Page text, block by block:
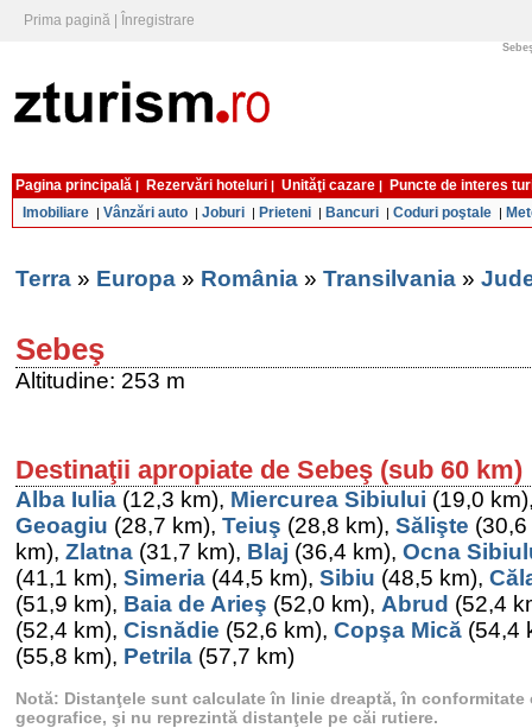
Prima pagină Înregistrare
Pagina principală | Rezervări hoteluri | Unităţi cazare |
Puncte de interes
Imobiliare | Vânzări auto | Joburi | Prieteni | Bancuri | Coduri poştale |
Terra » Europa » România » Transilvania »
Sebeş
Altitudine: 253 m
Destinaţii apropiate de Sebeş (sub 60 km)
Alba Iulia (12,3 km), Miercurea Sibiului (19,0
Geoagiu (28,7 km), Teiuş (28,8 km), Sălişte
km), Zlatna (31,7 km), Blaj (36,4 km), Ocna
(41,1 km), Simeria (44,5 km), Sibiu (48,5 km),
(51,9 km), Baia de Arieş (52,0 km), Abrud (52,4
(52,4 km), Cisnădie (52,6 km), Copşa Mică (54,4
(55,8 km), Petrila (57,7 km)
Notă: Distanţele sunt calculate în linie dreaptă, în conformitate
geografice, şi nu reprezintă distanţele pe căi rutiere.